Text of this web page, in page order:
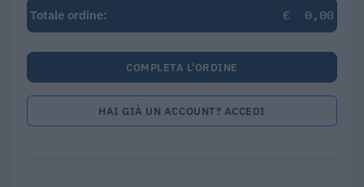
Totale ordine:
€ 0,00
COMPLETA L'ORDINE
HAI GIÀ UN ACCOUNT? ACCEDI